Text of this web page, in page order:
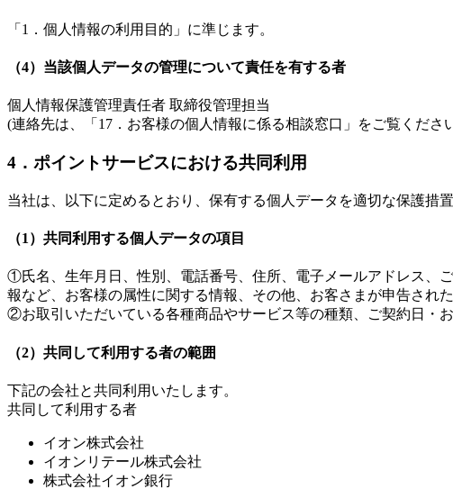
「1．個人情報の利用目的」に準じます。
（4）当該個人データの管理について責任を有する者
個人情報保護管理責任者 取締役管理担当
(連絡先は、「17．お客様の個人情報に係る相談窓口」をご覧くださ
4．ポイントサービスにおける共同利用
当社は、以下に定めるとおり、保有する個人データを適切な保護措
（1）共同利用する個人データの項目
①氏名、生年月日、性別、電話番号、住所、電子メールアドレス、
報など、お客様の属性に関する情報、その他、お客さまが申告され
②お取引いただいている各種商品やサービス等の種類、ご契約日・
（2）共同して利用する者の範囲
下記の会社と共同利用いたします。
共同して利用する者
イオン株式会社
イオンリテール株式会社
株式会社イオン銀行